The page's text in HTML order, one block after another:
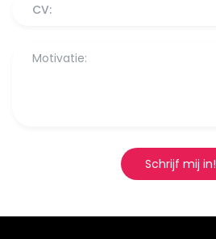
CV:
Schrijf mij in!